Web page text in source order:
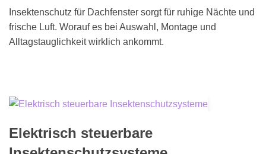
Insektenschutz für Dachfenster sorgt für ruhige Nächte und
frische Luft. Worauf es bei Auswahl, Montage und
Alltagstauglichkeit wirklich ankommt.
Elektrisch steuerbare